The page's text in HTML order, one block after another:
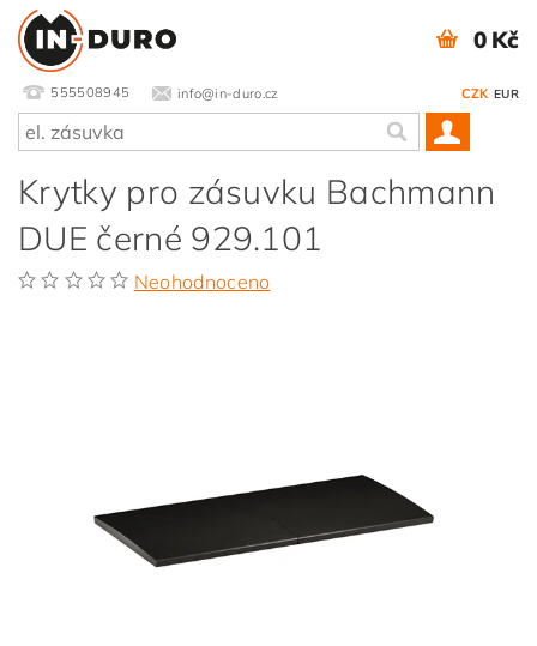
555508945 info@in-duro.cz CZK EUR
0 Kč
Krytky pro zásuvku Bachmann
DUE černé 929.101
Neohodnoceno